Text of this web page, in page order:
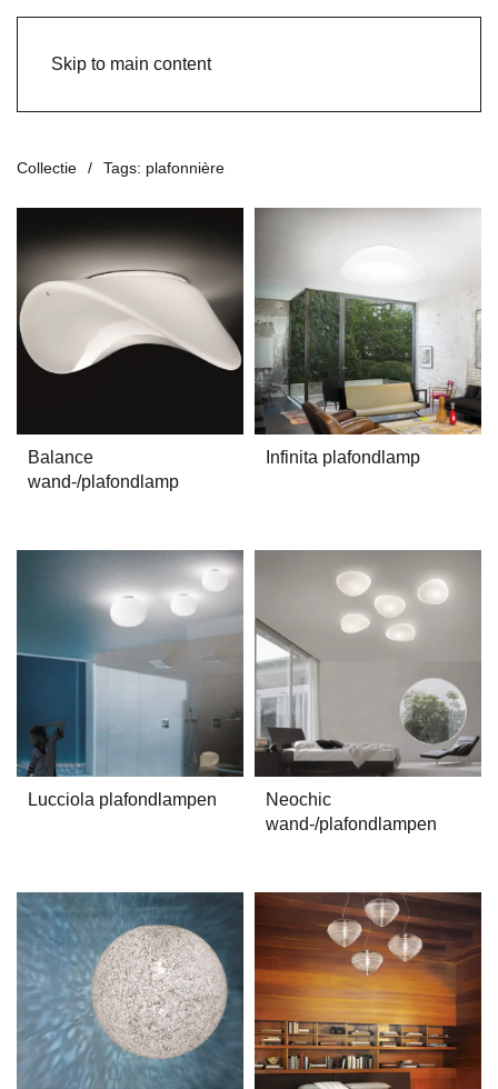
Skip to main content
Collectie Tags: plafonnière
Balance
wand-/plafondlamp
Infinita plafondlamp
Lucciola plafondlampen
Neochic
wand-/plafondlampen